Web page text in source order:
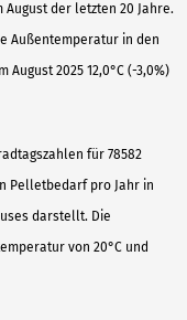
August der letzten 20 Jahre.
Außentemperatur in den
August 2025 12,0°C (-3,0%)
für 78582
Pelletbedarf pro Jahr in
darstellt. Die
von 20°C und